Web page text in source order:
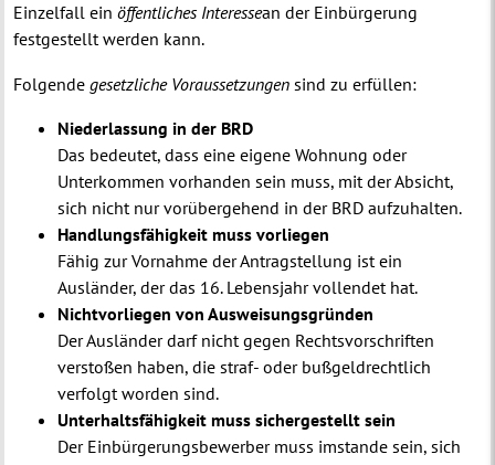
Einzelfall einöffentliches Interessean der Einbürgerung
festgestellt werden kann.
Folgendegesetzliche Voraussetzungen sind zu erfüllen:
Niederlassung in der BRD
Das bedeutet, dass eine eigene Wohnung oder
Unterkommen vorhanden sein muss, mit der Absicht,
sich nicht nur vorübergehend in der BRD aufzuhalten.
Handlungsfähigkeit muss vorliegen
Fähig zur Vornahme der Antragstellung ist ein
Ausländer, der das 16. Lebensjahr vollendet hat.
Nichtvorliegen von Ausweisungsgründen
Der Ausländer darf nicht gegen Rechtsvorschriften
verstoßen haben, die straf- oder bußgeldrechtlich
verfolgt worden sind.
Unterhaltsfähigkeit muss sichergestellt sein
Der Einbürgerungsbewerber muss imstande sein, sich